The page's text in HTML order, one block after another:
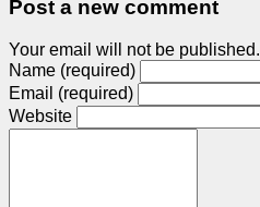
Post a new comment
Your email will not be published.
Name (required)
Email (required)
Website